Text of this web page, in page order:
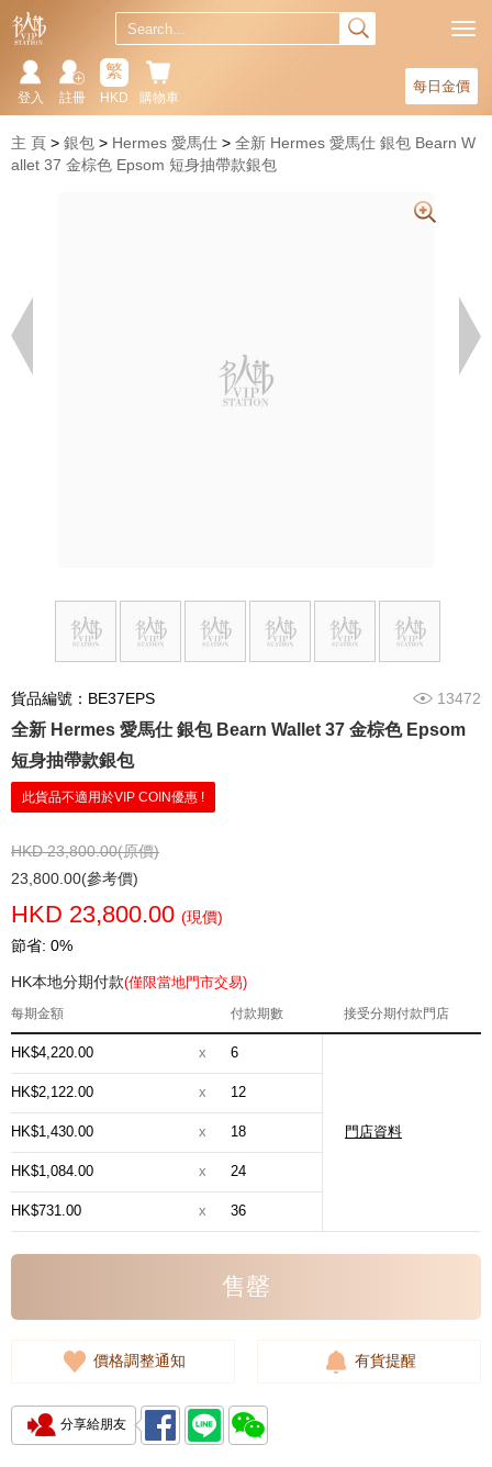
每日金價
購物車
繁
HKD
註冊
登入
主 頁 銀包 Hermes 愛馬仕
全新 Hermes 愛馬仕 銀包 Bearn W
allet 37 金棕色 Epsom 短身抽帶款銀包
貨品編號：BE37EPS 13472
全新 Hermes 愛馬仕 銀包 Bearn Wallet 37 金棕色 Epsom
短身抽帶款銀包
此貨品不適用於VIP COIN優惠 !
HKD 23,800.00(原價)
23,800.00(參考價)
HKD 23,800.00 (現價)
節省: 0%
HK本地分期付款(僅限當地門市交易)
每期金額 付款期數 接受分期付款門店
HK$4,220.00 x 6
門店資料
HK$2,122.00 x 12
HK$1,430.00 x 18
HK$1,084.00 x 24
HK$731.00 x 36
售罄
價格調整通知 有貨提醒
分享給朋友